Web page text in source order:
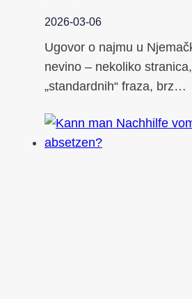
2026-03-06
Ugovor o najmu u
nevino – nekoliko
„standardnih“ fraza, brz…